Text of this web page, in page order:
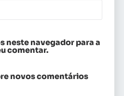
neste navegador para a
comentar.
novos comentários